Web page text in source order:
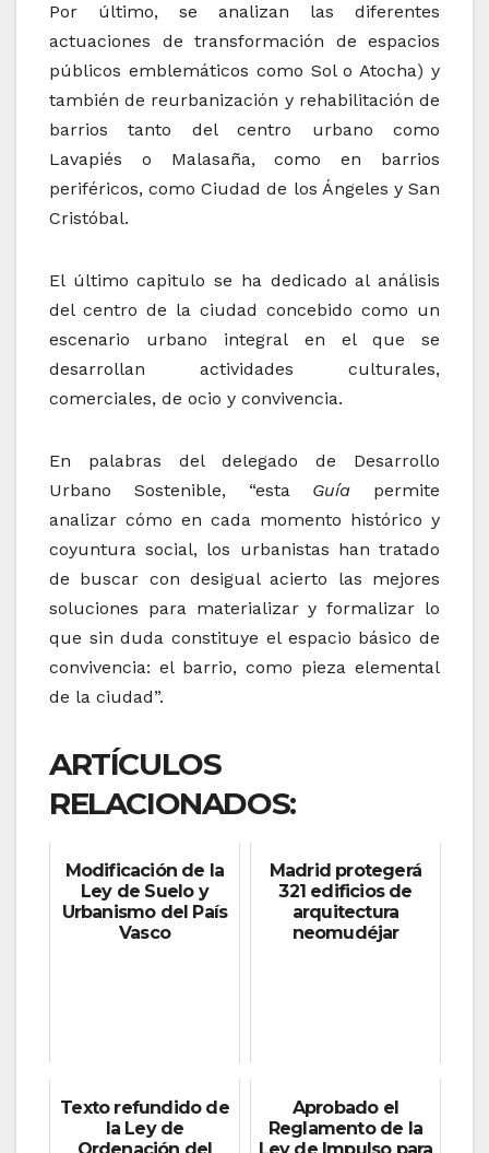
Por último, se analizan las diferentes
actuaciones de transformación de espacios
públicos emblemáticos como Sol o Atocha) y
también de reurbanización y rehabilitación de
barrios tanto del centro urbano como
Lavapiés o Malasaña, como en barrios
periféricos, como Ciudad de los Ángeles y San
Cristóbal.
El último capitulo se ha dedicado al análisis
del centro de la ciudad concebido como un
escenario urbano integral en el que se
desarrollan actividades culturales,
comerciales, de ocio y convivencia.
En palabras del delegado de Desarrollo
Urbano Sostenible, “esta Guía permite
analizar cómo en cada momento histórico y
coyuntura social, los urbanistas han tratado
de buscar con desigual acierto las mejores
soluciones para materializar y formalizar lo
que sin duda constituye el espacio básico de
convivencia: el barrio, como pieza elemental
de la ciudad”.
ARTÍCULOS
RELACIONADOS:
Modificación de la
Ley de Suelo y
Urbanismo del País
Vasco
Madrid protegerá
321 edificios de
arquitectura
neomudéjar
Texto refundido de
la Ley de
Aprobado el
Reglamento de la